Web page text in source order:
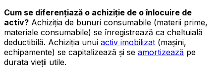
Cum se diferențiază o achiziție de o înlocuire de
activ? Achiziția de bunuri consumabile (materii prime,
materiale consumabile) se înregistrează ca cheltuială
deductibilă. Achiziția unui activ imobilizat (mașini,
echipamente) se capitalizează și se amortizează pe
durata vieții utile.